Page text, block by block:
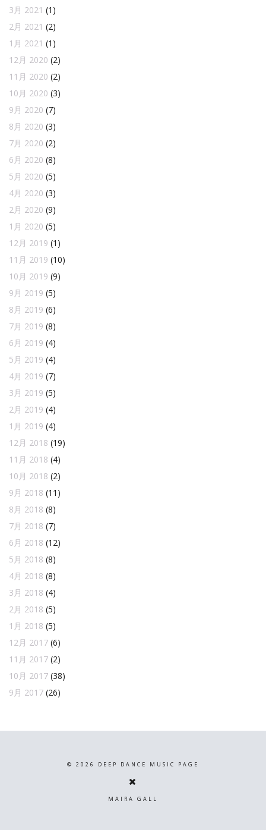
3月 2021 (1)
2月 2021 (2)
1月 2021 (1)
12月 2020 (2)
11月 2020 (2)
10月 2020 (3)
9月 2020 (7)
8月 2020 (3)
7月 2020 (2)
6月 2020 (8)
5月 2020 (5)
4月 2020 (3)
2月 2020 (9)
1月 2020 (5)
12月 2019 (1)
11月 2019 (10)
10月 2019 (9)
9月 2019 (5)
8月 2019 (6)
7月 2019 (8)
6月 2019 (4)
5月 2019 (4)
4月 2019 (7)
3月 2019 (5)
2月 2019 (4)
1月 2019 (4)
12月 2018 (19)
11月 2018 (4)
10月 2018 (2)
9月 2018 (11)
8月 2018 (8)
7月 2018 (7)
6月 2018 (12)
5月 2018 (8)
4月 2018 (8)
3月 2018 (4)
2月 2018 (5)
1月 2018 (5)
12月 2017 (6)
11月 2017 (2)
10月 2017 (38)
9月 2017 (26)
© 2026 DEEP DANCE MUSIC PAGE
MAIRA GALL